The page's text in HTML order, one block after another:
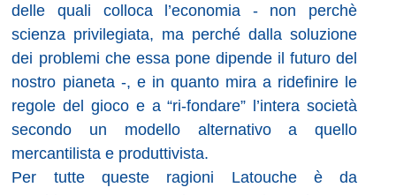
delle quali colloca l’economia - non perchè
scienza privilegiata, ma perché dalla soluzione
dei problemi che essa pone dipende il futuro del
nostro pianeta -, e in quanto mira a ridefinire le
regole del gioco e a “ri-fondare” l’intera società
secondo un modello alternativo a quello
mercantilista e produttivista.
Per tutte queste ragioni Latouche è da